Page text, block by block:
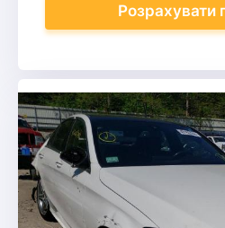
Розрахувати